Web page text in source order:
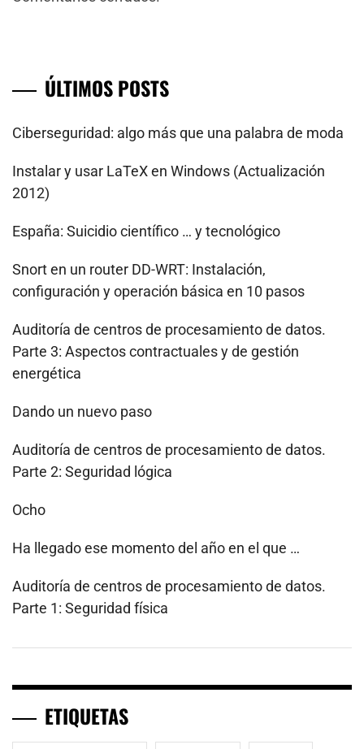
ÚLTIMOS POSTS
Ciberseguridad: algo más que una palabra de moda
Instalar y usar LaTeX en Windows (Actualización
2012)
España: Suicidio científico … y tecnológico
Snort en un router DD-WRT: Instalación,
configuración y operación básica en 10 pasos
Auditoría de centros de procesamiento de datos.
Parte 3: Aspectos contractuales y de gestión
energética
Dando un nuevo paso
Auditoría de centros de procesamiento de datos.
Parte 2: Seguridad lógica
Ocho
Ha llegado ese momento del año en el que …
Auditoría de centros de procesamiento de datos.
Parte 1: Seguridad física
ETIQUETAS